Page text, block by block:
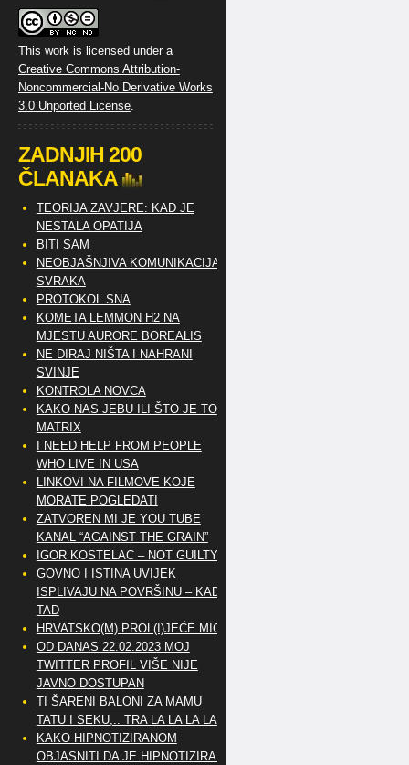
This work is licensed under a
Creative Commons Attribution-
Noncommercial-No Derivative Works
3.0 Unported License.
ZADNJIH 200
ČLANAKA
TEORIJA ZAVJERE: KAD JE
NESTALA OPATIJA
BITI SAM
NEOBJAŠNJIVA KOMUNIKACIJA
SVRAKA
PROTOKOL SNA
KOMETA LEMMON H2 NA
MJESTU AURORE BOREALIS
NE DIRAJ NIŠTA I NAHRANI
SVINJE
KONTROLA NOVCA
KAKO NAS JEBU ILI ŠTO JE TO
MATRIX
I NEED HELP FROM PEOPLE
WHO LIVE IN USA
LINKOVI NA FILMOVE KOJE
MORATE POGLEDATI
ZATVOREN MI JE YOU TUBE
KANAL “AGAINST THE GRAIN”
IGOR KOSTELAC – NOT GUILTY
GOVNO I ISTINA UVIJEK
ISPLIVAJU NA POVRŠINU – KAD
TAD
HRVATSKO(M) PROL(I)JEĆE MIG
OD DANAS 22.02.2023 MOJ
TWITTER PROFIL VIŠE NIJE
JAVNO DOSTUPAN
TI ŠARENI BALONI ZA MAMU
TATU I SEKU,.. TRA LA LA LA LA
KAKO HIPNOTIZIRANOM
OBJASNITI DA JE HIPNOTIZIRAN